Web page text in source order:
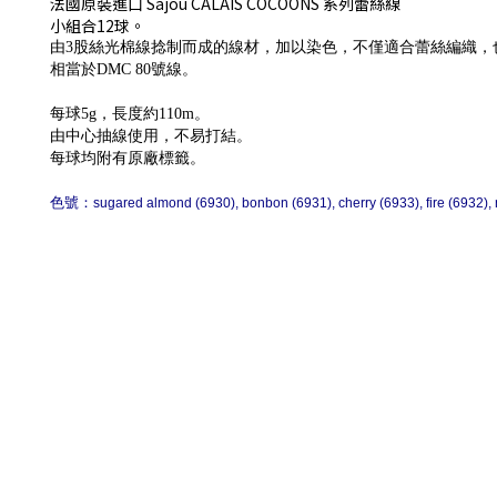
小組合12球。
由3股絲光棉線捻制而成的線材，加以染色，不僅適合蕾絲編織
相當於DMC 80號線。
每球5g，長度約110m。
由中心抽線使用，不易打結。
每球均附有原廠標籤。
色號： sugared almond (6930), bonbon (6931), cherry (6933), fire